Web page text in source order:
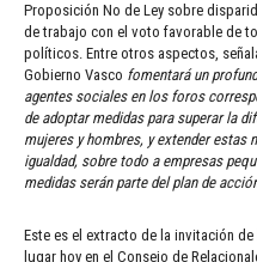
Proposición No de Ley sobre
de trabajo con el voto favorable de
políticos. Entre otros aspectos,
Gobierno Vasco fomentará un
agentes sociales en los foros
de adoptar medidas para superar la
mujeres y hombres, y extender estas
igualdad, sobre todo a empresas
medidas serán parte del plan de
Este es el extracto de la invitación
lugar hoy en el Consejo de